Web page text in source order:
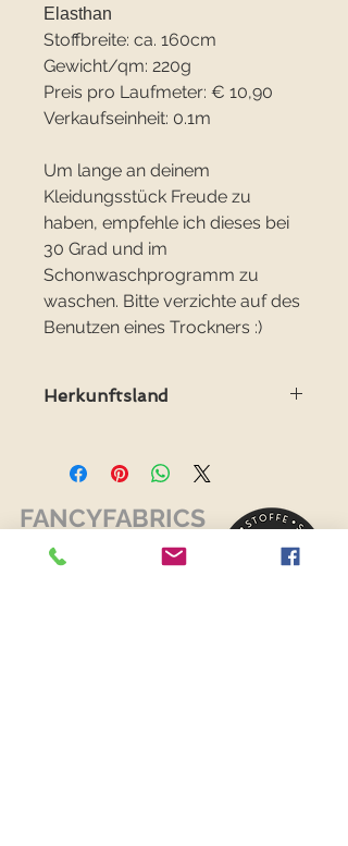
Elasthan
Stoffbreite: ca. 160cm
Gewicht/qm: 220g
Preis pro Laufmeter: € 10,90
Verkaufseinheit: 0.1m
Um lange an deinem
Kleidungsstück Freude zu
haben, empfehle ich dieses bei
30 Grad und im
Schonwaschprogramm zu
waschen. Bitte verzichte auf des
Benutzen eines Trockners :)
Herkunftsland
FANCYFABRICS